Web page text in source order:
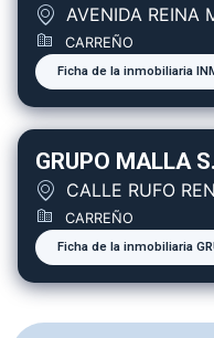
AVENIDA REINA
CARREÑO
Ficha de la inmobiliaria
GRUPO MALLA
CALLE RUFO
CARREÑO
Ficha de la inmobiliaria